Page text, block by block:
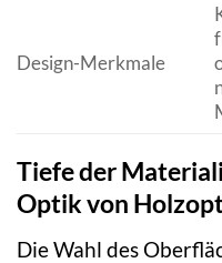
Design-Merkmale
Tiefe der
Optik von
Die Wahl des